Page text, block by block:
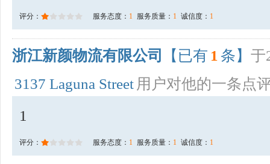
评分： 服务态度： 1 服务质量： 1 诚信度： 1
浙江新颜物流有限公司 【已有 1 条】 于
3137 Laguna Street 用户对他的一条点
1
评分： 服务态度： 1 服务质量： 1 诚信度： 1